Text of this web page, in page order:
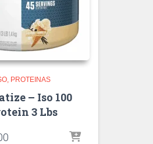
PROTEINAS
– Iso 100
3 Lbs